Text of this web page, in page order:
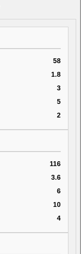
58
1.8
3
5
2
116
3.6
6
10
4